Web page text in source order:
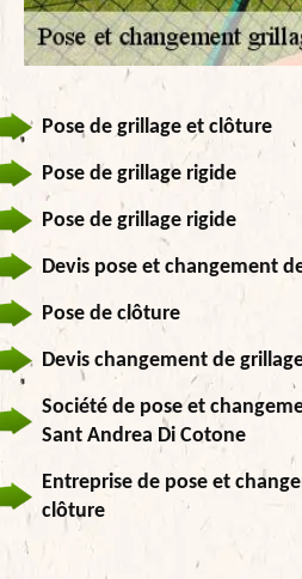
Pose de grillage et clôture
Pose de grillage rigide
Pose de grillage rigide
Devis pose et changement
Pose de clôture
Devis changement de
Société de pose et
Sant Andrea Di Cotone
Entreprise de pose et
clôture